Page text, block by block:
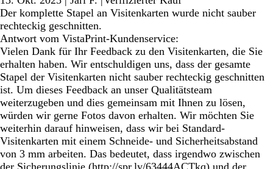
Der komplette Stapel an Visitenkarten wurde nicht sauber
rechteckig geschnitten.
Antwort vom VistaPrint-Kundenservice:
Vielen Dank für Ihr Feedback zu den Visitenkarten, die Sie
erhalten haben. Wir entschuldigen uns, dass der gesamte
Stapel der Visitenkarten nicht sauber rechteckig geschnitten
ist. Um dieses Feedback an unser Qualitätsteam
weiterzugeben und dies gemeinsam mit Ihnen zu lösen,
würden wir gerne Fotos davon erhalten. Wir möchten Sie
weiterhin darauf hinweisen, dass wir bei Standard-
Visitenkarten mit einem Schneide- und Sicherheitsabstand
von 3 mm arbeiten. Das bedeutet, dass irgendwo zwischen
der Sicherungslinie (http://spr.ly/63444ACTkq) und der